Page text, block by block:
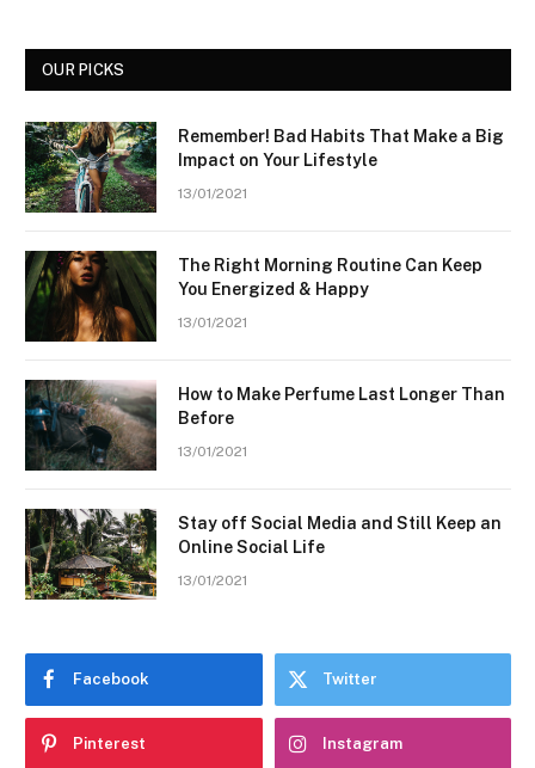
OUR PICKS
Remember! Bad Habits That Make a Big
Impact on Your Lifestyle
13/01/2021
The Right Morning Routine Can Keep
You Energized & Happy
13/01/2021
How to Make Perfume Last Longer Than
Before
13/01/2021
Stay off Social Media and Still Keep an
Online Social Life
13/01/2021
Facebook Twitter
Pinterest Instagram